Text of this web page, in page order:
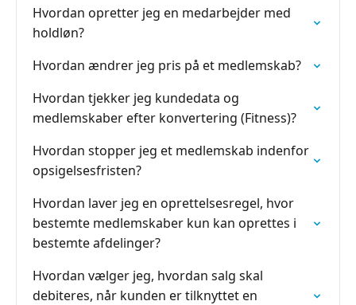
Hvordan opretter jeg en medarbejder med
holdløn?
Hvordan ændrer jeg pris på et medlemskab?
Hvordan tjekker jeg kundedata og
medlemskaber efter konvertering (Fitness)?
Hvordan stopper jeg et medlemskab indenfor
opsigelsesfristen?
Hvordan laver jeg en oprettelsesregel, hvor
bestemte medlemskaber kun kan oprettes i
bestemte afdelinger?
Hvordan vælger jeg, hvordan salg skal
debiteres, når kunden er tilknyttet en